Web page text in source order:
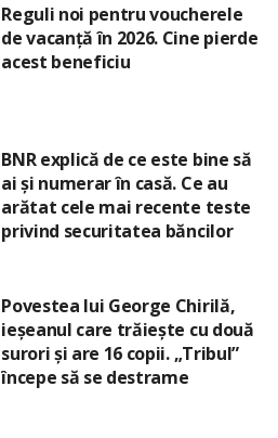
Reguli noi pentru voucherele
de vacanță în 2026. Cine pierde
acest beneficiu
BNR explică de ce este bine să
ai și numerar în casă. Ce au
arătat cele mai recente teste
privind securitatea băncilor
Povestea lui George Chirilă,
ieșeanul care trăiește cu două
surori și are 16 copii. „Tribul”
începe să se destrame